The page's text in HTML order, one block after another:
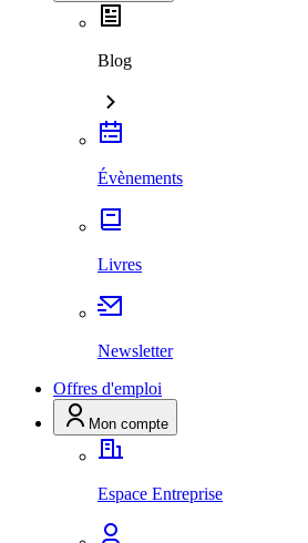
Blog
Évènements
Livres
Newsletter
Offres d'emploi
Mon compte
Espace Entreprise